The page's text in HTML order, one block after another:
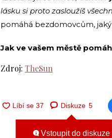
lásku si proto zasloužíš
pomáhá bezdomovcům,
Jak ve vašem městě
Zdroj: TheSun
Diskuze 5
Vstoupit do diskuze